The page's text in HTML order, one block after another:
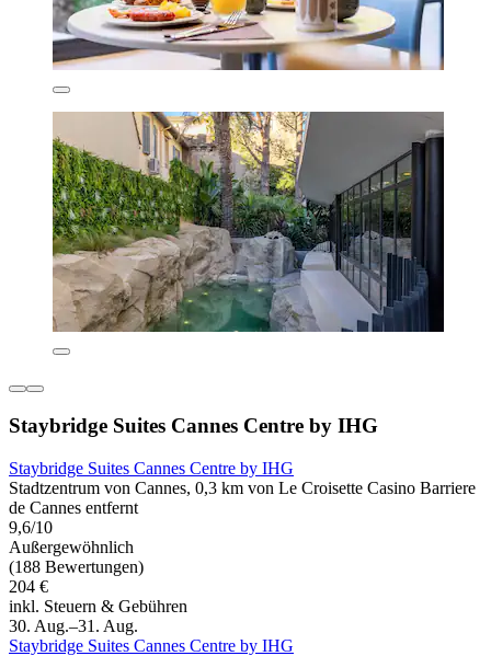
Staybridge Suites Cannes Centre by IHG
Staybridge Suites Cannes Centre by IHG
Stadtzentrum von Cannes, 0,3 km von Le Croisette Casino Barriere
de Cannes entfernt
9,6/10
Außergewöhnlich
(188 Bewertungen)
204 €
inkl. Steuern & Gebühren
30. Aug.–31. Aug.
Staybridge Suites Cannes Centre by IHG